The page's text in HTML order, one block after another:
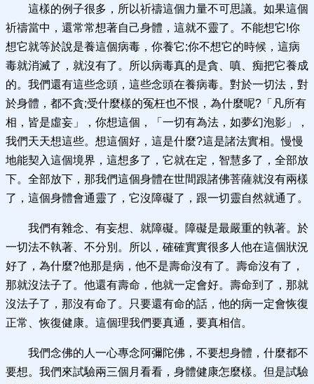
這樣的例子很多，所以祈禱這個力量不可思議。如果這個
祈禱當中，還常常想著自己身體，這就不靈了。不能想它!你
想它就等於說是養這個病毒，你養它;你不想它的時候，這病
毒就消滅了，就沒有了。所以病毒真的是貪、嗔、痴把它養成
的。我們還有這些念頭，這些念頭在養病毒。對於一切法，對
於身體，都不貪;受什麼樣的冤枉也不恨，為什麼呢?「凡所有
相，皆是虛妄」，你想這個，「一切有為法，如夢幻泡影」，
我們天天想這些。想這個好，這是什麼?這是諸法實相。慢慢
地能契入這個境界，這想多了，它就在定，智慧多了，全部放
下。全部放下，那我們這個身體在世間跟諸佛菩薩就沒有兩樣
了，這個身體會通靈了，它沒障礙了，跟一切靈自然就通了。
我們有雜念、有妄想、就障礙。障礙是最嚴重的執著。於
一切法不執著、不分別。所以，確確實實很多人他在這個狀況
好了，為什麼?他那是病，他不是壽命沒有了。壽命沒有了，
那就沒法子了。他還有壽命，他就一定會好。壽命到了，那就
沒法子了，那沒有命了。只要還有命的話，他的病一定會恢復
正常、恢復健康。這個理我們要真通，要真相信。
我們念佛的人一心專念阿彌陀佛，不要想身體，什麼都不
要想。我們來試驗兩三個月看看，身體健康怎麼樣。但是試驗